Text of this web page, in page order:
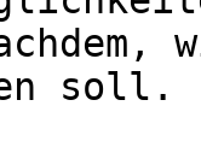
soll.